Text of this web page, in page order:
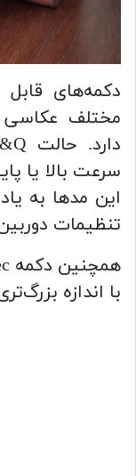
دکمه‌های
سرعت بالا یا
این مد‌ها به
تنظیمات
با اندازه